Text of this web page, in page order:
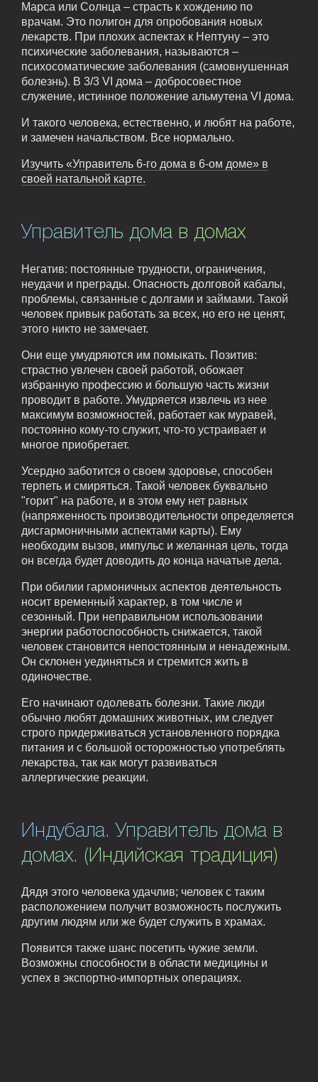
Марса или Солнца – страсть к хождению по
врачам. Это полигон для опробования новых
лекарств. При плохих аспектах к Нептуну – это
психические заболевания, называются –
психосоматические заболевания (самовнушенная
болезнь). В 3/3 VI дома – добросовестное
служение, истинное положение альмутена VI дома.
И такого человека, естественно, и любят на работе,
и замечен начальством. Все нормально.
Изучить «Управитель 6-го дома в 6-ом доме» в
своей натальной карте.
Управитель дома в домах
Негатив: постоянные трудности, ограничения,
неудачи и преграды. Опасность долговой кабалы,
проблемы, связанные с долгами и займами. Такой
человек привык работать за всех, но его не ценят,
этого никто не замечает.
Они еще умудряются им помыкать. Позитив:
страстно увлечен своей работой, обожает
избранную профессию и большую часть жизни
проводит в работе. Умудряется извлечь из нее
максимум возможностей, работает как муравей,
постоянно кому-то служит, что-то устраивает и
многое приобретает.
Усердно заботится о своем здоровье, способен
терпеть и смиряться. Такой человек буквально
"горит" на работе, и в этом ему нет равных
(напряженность производительности определяется
дисгармоничными аспектами карты). Ему
необходим вызов, импульс и желанная цель, тогда
он всегда будет доводить до конца начатые дела.
При обилии гармоничных аспектов деятельность
носит временный характер, в том числе и
сезонный. При неправильном использовании
энергии работоспособность снижается, такой
человек становится непостоянным и ненадежным.
Он склонен уединяться и стремится жить в
одиночестве.
Его начинают одолевать болезни. Такие люди
обычно любят домашних животных, им следует
строго придерживаться установленного порядка
питания и с большой осторожностью употреблять
лекарства, так как могут развиваться
аллергические реакции.
Индубала. Управитель дома в
домах. (Индийская традиция)
Дядя этого человека удачлив; человек с таким
расположением получит возможность послужить
другим людям или же будет служить в храмах.
Появится также шанс посетить чужие земли.
Возможны способности в области медицины и
успех в экспортно-импортных операциях.